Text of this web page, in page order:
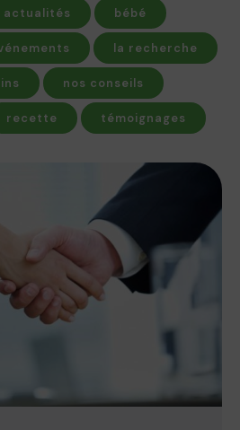
actualités bébé
la recherche
nos conseils
recette témoignages